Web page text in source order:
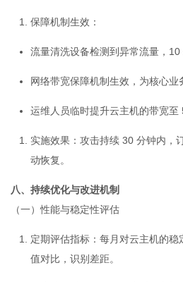
保障机制生效 ：
流量清洗设备检测到异常流量，
网络带宽保障机制生效，为核心
运维人员临时提升云主机的带宽
实施效果 ：攻击持续 30 分钟内
动恢复。
八、持续优化与改进机制
（一）性能与稳定性评估
定期评估指标 ：每月对云主机的
值对比，识别差距。